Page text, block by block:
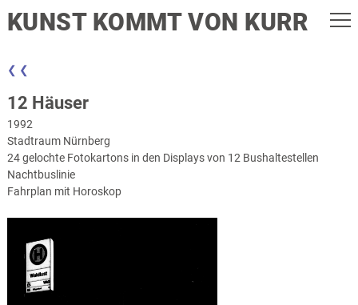
KUNST KOMMT VON KURR
❮ ❮
12 Häuser
1992
Stadtraum Nürnberg
24 gelochte Fotokartons in den Displays von 12 Bushaltestellen
Nachtbuslinie
Fahrplan mit Horoskop